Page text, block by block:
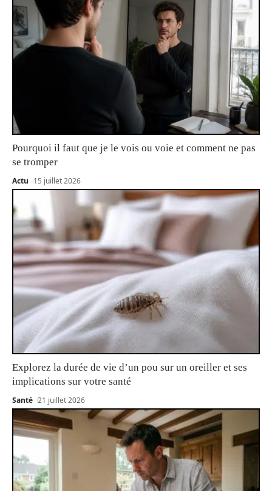
Pourquoi il faut que je le vois ou voie et comment ne pas
se tromper
Actu 15 juillet 2026
Explorez la durée de vie d’un pou sur un oreiller et ses
implications sur votre santé
Santé 21 juillet 2026